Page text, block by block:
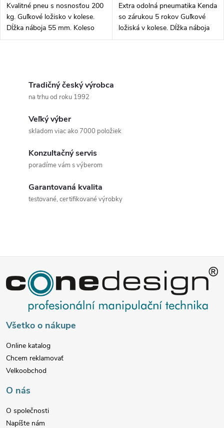
Kvalitné pneu s nosnosťou 200
kg. Guľkové ložisko v kolese.
Dĺžka náboja 55 mm. Koleso
vhodné aj na stavebný fúrik
Extra odolná pneumatika Kenda
so zárukou 5 rokov Guľkové
ložiská v kolese. Dĺžka náboja
75 mm, pre os s priemerom 20
v
y
v
ý
p
i
Tradičný český výrobca
na trhu od roku 1992
Veľký výber
skladom viac ako 7000 položiek
Konzultačný servis
poradíme vám s výberom
Garantovaná kvalita
testované, certifikované výrobky
á
p
ä
t
e
Všetko o nákupe
Online katalog
Chcem reklamovať
Velkoobchod
O nás
O společnosti
Napíšte nám